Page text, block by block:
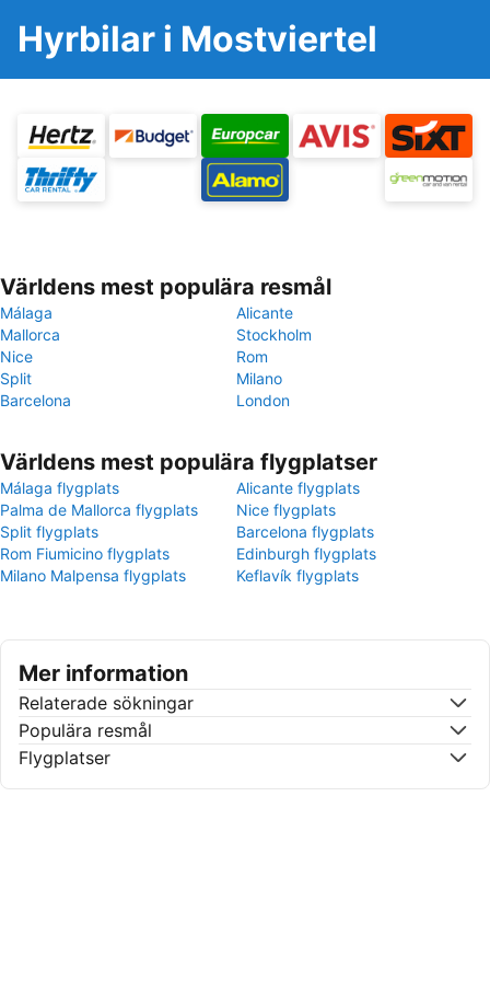
Hyrbilar i Mostviertel
Världens mest populära resmål
Málaga
Alicante
Mallorca
Stockholm
Nice
Rom
Split
Milano
Barcelona
London
Världens mest populära flygplatser
Málaga flygplats
Alicante flygplats
Palma de Mallorca flygplats
Nice flygplats
Split flygplats
Barcelona flygplats
Rom Fiumicino flygplats
Edinburgh flygplats
Milano Malpensa flygplats
Keflavík flygplats
Mer information
Relaterade sökningar
Populära resmål
Flygplatser